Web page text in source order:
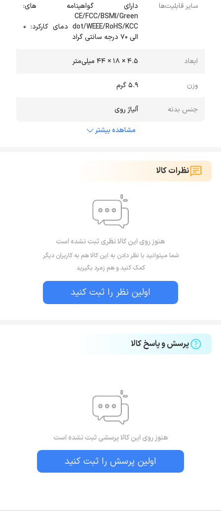
سایر قابلیت‌ها
دارای گواهینامه های:
CE/FCC/BSMI/Green
dot/WEEE/RoHS/KCC دمای کارکرد: 0
الی 70 درجه سانتی گراد
ابعاد 4.5 × 18 × 44 میلی‌متر
وزن 5.9 گرم
جنس بدنه
آلیاژ روی
مشاهده بیشتر
نظرات کالا
هنوز روی این کالا نظری ثبت نشده است
شما میتوانید با نظر دادن به این کالا هم به کاربران دیگر
کمک کنید و هم زمرد بگیرید
اولین نظر را ثبت کنید
پرسش و پاسخ کالا
هنوز روی این کالا پرسشی ثبت نشده است
اولین پرسش را ثبت کنید